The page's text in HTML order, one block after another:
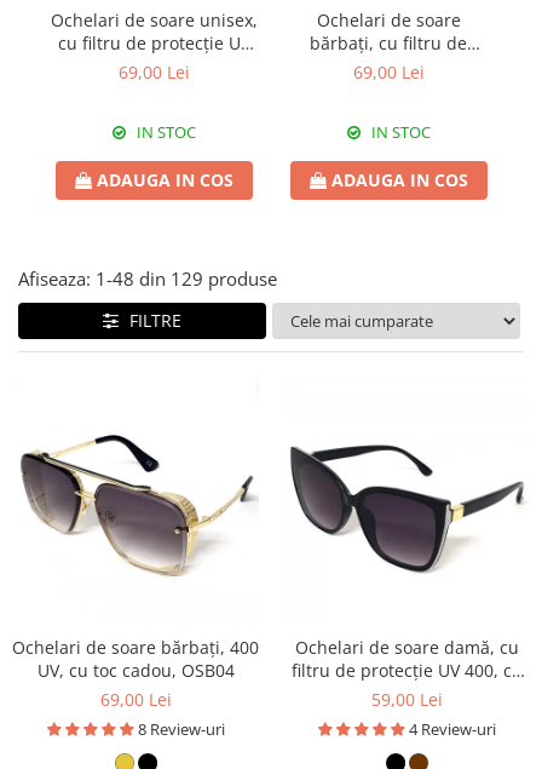
Ochelari de soare unisex,
cu filtru de protecție UV
400, cu toc cadou, OSX46
69,00 Lei
IN STOC
ADAUGA IN COS
Ochelari de soare
bărbați, cu filtru de
protecție UV 400, cu toc
69,00 Lei
IN STOC
ADAUGA IN COS
Afiseaza: 1-48 din 129 produse
FILTRE
Ochelari de soare bărbați, 400
UV, cu toc cadou, OSB04
69,00 Lei
8 Review-uri
Ochelari de soare damă, cu
filtru de protecție UV 400, cu
toc cadou, OSD36
59,00 Lei
4 Review-uri